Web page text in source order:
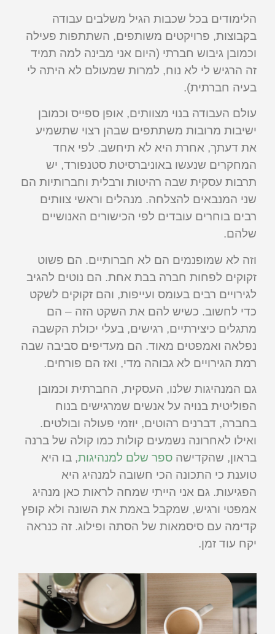
הלימודים בכל שכבות הגיל משלבים עבודה
בקבוצות, פרויקטים משותפים, השתתפות פעילה
וכמובן גיבוש חברתי (היום אני מבינה למה תמיד
זה הרגיש לי לא נוח, למרות שמעולם לא היתה לי
בעיה חברתית).
עולם העבודה בנוי מצוותים, אופן ספייס וכמובן
ישיבות מרובות משתתפים שבהן רצוי שתשמיע
את דעתך, אחרת היא לא תיחשב. לפי אחד
המחקרים שנעשו באוניברסיטת סטנפורד, יש
תרבות עסקית שבה רהיטות ורבלית וחברותיות הם
שני המנבאים להצלחה. מנהלים וראשי צוותים
רבים בוחרים עובדים לפי הכישורים האנושיים
שלהם.
וזה לא שמופנמים הם לא חברותיים. הם פשוט
זקוקים לפחות חברה בבת אחת. הם נוטים להגיב
לגירויים רבים בעומס ועייפות, והם זקוקים לשקט
כדי לחשוב. כשיש להם את השקט הזה – הם
מתגלים כיצירתיים, רגישים, בעלי יכולת הקשבה
נפלאה ואמפטים מאוד. הם מעדיפים סביבה שבה
רמת הגירויים לא גבוהה מדי, ואז הם פורחים.
גם המנהיגות שלנו, העסקית, החברתית וכמובן
הפוליטית בנויה על אנשים שמרגישים בנוח
בחברה, דברנים רהוטים, יוזמי פעולה ובולטים.
ואילו לאחרונה נשמעים קולות כמו קולה של ברנה
בראון, שהקדישה ספר שלם למנהיגות, בו היא
טוענת כי התכונה הכי חשובה למנהיג היא
הפגיעות. גם אני הייתי שמחה לראות כאן מנהיג
אמפטי ורגיש, שמקבל באמת את השונה ולא קופץ
קדימה עם סיסמאות של הסתה ופילוג. זה כנראה
יקח עוד זמן.